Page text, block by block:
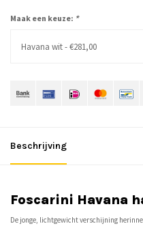
Maak een keuze: *
Havana wit - €281,00
Beschrijving
Foscarini Havana
De jonge, lichtgewicht verschijning